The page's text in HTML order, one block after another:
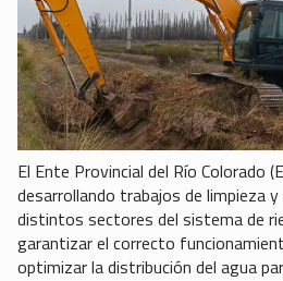
El Ente Provincial del Río Colorado
desarrollando trabajos de limpieza
distintos sectores del sistema de
garantizar el correcto
optimizar la distribución del agua